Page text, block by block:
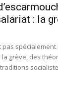
: la
pas
grève, des